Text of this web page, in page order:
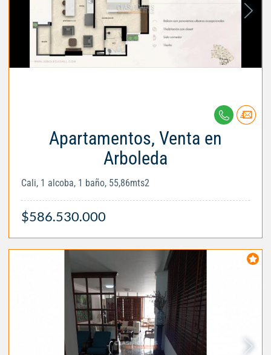
Apartamentos, Venta en
Arboleda
Cali, 1 alcoba, 1 baño, 55,86mts2
$586.530.000